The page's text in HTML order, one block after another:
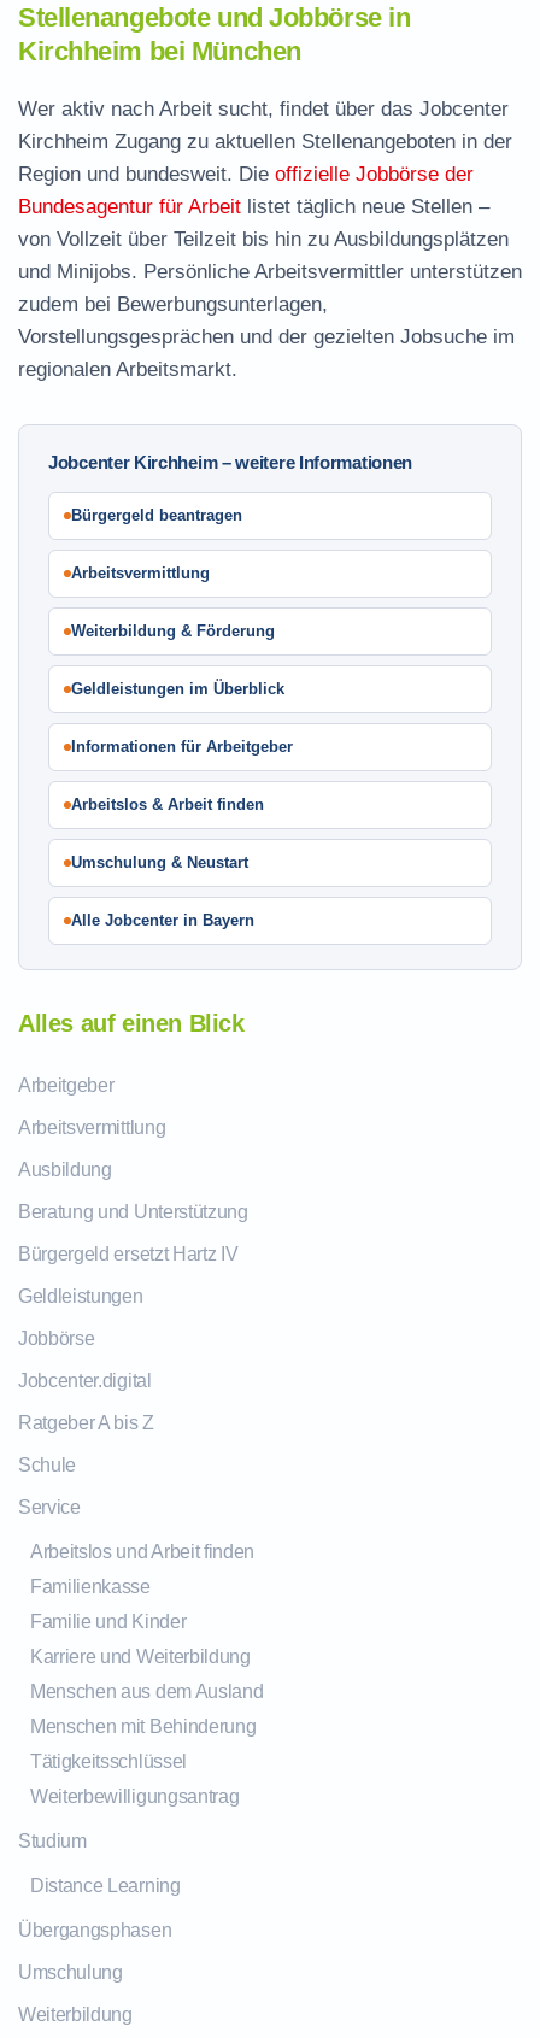
Stellenangebote und Jobbörse in
Kirchheim bei München
Wer aktiv nach Arbeit sucht, findet über das Jobcenter
Kirchheim Zugang zu aktuellen Stellenangeboten in der
Region und bundesweit. Die offizielle Jobbörse der
Bundesagentur für Arbeit listet täglich neue Stellen –
von Vollzeit über Teilzeit bis hin zu Ausbildungsplätzen
und Minijobs. Persönliche Arbeitsvermittler unterstützen
zudem bei Bewerbungsunterlagen,
Vorstellungsgesprächen und der gezielten Jobsuche im
regionalen Arbeitsmarkt.
Jobcenter Kirchheim – weitere Informationen
Bürgergeld beantragen
Arbeitsvermittlung
Weiterbildung & Förderung
Geldleistungen im Überblick
Informationen für Arbeitgeber
Arbeitslos & Arbeit finden
Umschulung & Neustart
Alle Jobcenter in Bayern
Alles auf einen Blick
Arbeitgeber
Arbeitsvermittlung
Ausbildung
Beratung und Unterstützung
Bürgergeld ersetzt Hartz IV
Geldleistungen
Jobbörse
Jobcenter.digital
Ratgeber A bis Z
Schule
Service
Arbeitslos und Arbeit finden
Familienkasse
Familie und Kinder
Karriere und Weiterbildung
Menschen aus dem Ausland
Menschen mit Behinderung
Tätigkeitsschlüssel
Weiterbewilligungsantrag
Studium
Distance Learning
Übergangsphasen
Umschulung
Weiterbildung